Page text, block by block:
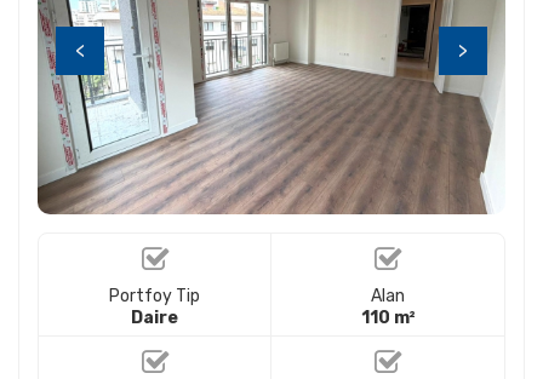
< >
Portfoy Tip
Daire
Alan
110 m²